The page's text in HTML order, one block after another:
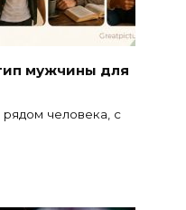
мужчины для
человека, с